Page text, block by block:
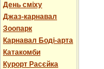
День сміху
Джаз-карнавал
Зоопарк
Карнавал Боді-арта
Катакомби
Курорт Расєйка